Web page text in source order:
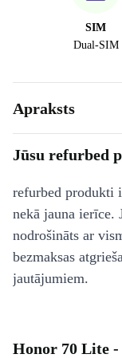
SIM
Dual-SIM
Apraksts
Jūsu refurbed
refurbed produkti
nekā jauna ierīce.
nodrošināts ar
bezmaksas
jautājumiem.
Honor 70 Lite